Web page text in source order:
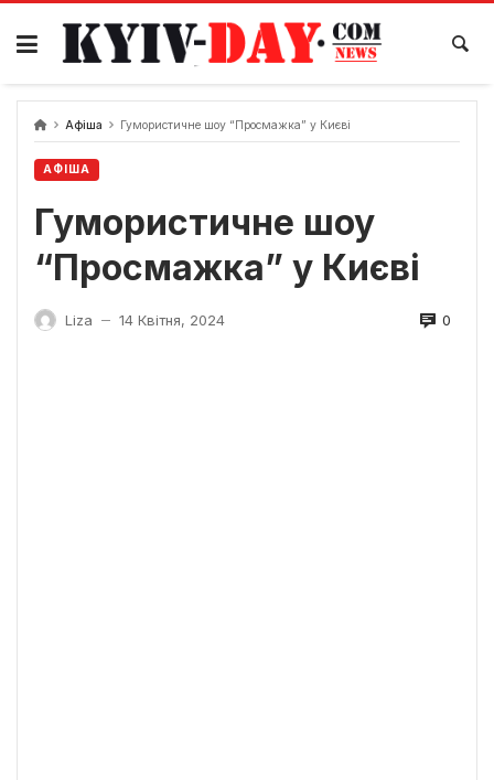
Перейти
вмісту
Афіша Гумористичне шоу “Просмажка” у Києві
АФІША
Гумористичне шоу
“Просмажка” у Києві
Liza — 14 Квітня, 2024 0